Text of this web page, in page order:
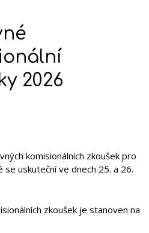
2026
komisionálních zkoušek pro
uskuteční ve dnech 25. a 26.
zkoušek je stanoven na